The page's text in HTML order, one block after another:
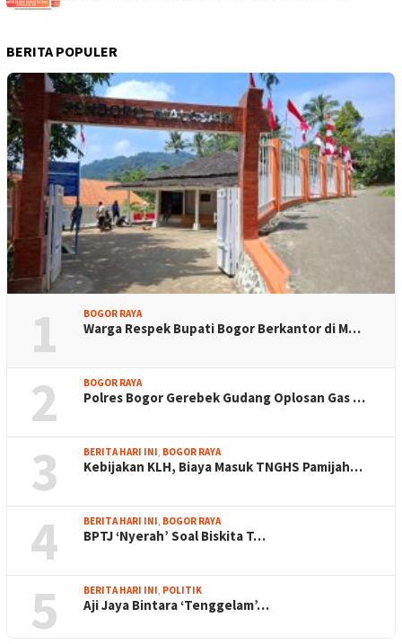
BERITA POPULER
1 BOGOR RAYA
Warga Respek Bupati Bogor Berkantor di M…
2 BOGOR RAYA
Polres Bogor Gerebek Gudang Oplosan Gas …
3 BERITA HARI INI, BOGOR RAYA
Kebijakan KLH, Biaya Masuk TNGHS Pamijah…
4 BERITA HARI INI, BOGOR RAYA
BPTJ ‘Nyerah’ Soal Biskita T…
5 BERITA HARI INI, POLITIK
Aji Jaya Bintara ‘Tenggelam’…